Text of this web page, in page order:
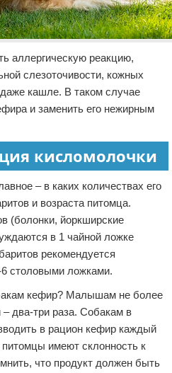
аллергическую реакцию,
слезоточивости, кожных
кашле. В таком случае
и заменить его нежирным
кисломолочки
– в каких количествах его
и возраста питомца.
(болонки, йоркширские
в 1 чайной ложке
рекомендуется
6 столовыми ложками.
кефир? Малышам не более
– два-три раза. Собакам в
в рацион кефир каждый
имеют склонность к
что продукт должен быть